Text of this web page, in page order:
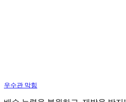
우수관 막힘